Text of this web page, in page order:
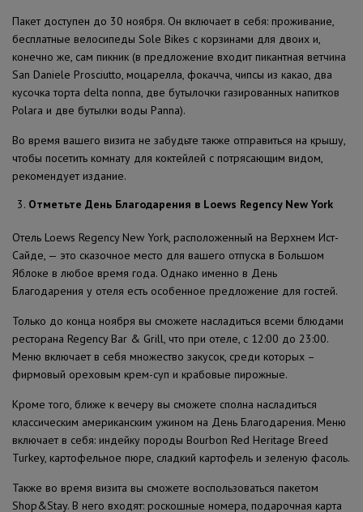
Пакет доступен до 30 ноября. Он включает в себя: проживание,
бесплатные велосипеды Sole Bikes с корзинами для двоих и,
конечно же, сам пикник (в предложение входит пикантная ветчина
San Daniele Prosciutto, моцарелла, фокачча, чипсы из какао, два
кусочка торта delta nonna, две бутылочки газированных напитков
Polara и две бутылки воды Panna).
Во время вашего визита не забудьте также отправиться на крышу,
чтобы посетить комнату для коктейлей с потрясающим видом,
рекомендует издание.
Отметьте День Благодарения в Loews Regency New York
Отель Loews Regency New York, расположенный на Верхнем Ист-
Сайде, — это сказочное место для вашего отпуска в Большом
Яблоке в любое время года. Однако именно в День
Благодарения у отеля есть особенное предложение для гостей.
Только до конца ноября вы сможете насладиться всеми блюдами
ресторана Regency Bar & Grill, что при отеле, с 12:00 до 23:00.
Меню включает в себя множество закусок, среди которых –
фирмовый ореховым крем-суп и крабовые пирожные.
Кроме того, ближе к вечеру вы сможете сполна насладиться
классическим американским ужином на День Благодарения. Меню
включает в себя: индейку породы Bourbon Red Heritage Breed
Turkey, картофельное пюре, сладкий картофель и зеленую фасоль.
Также во время визита вы сможете воспользоваться пакетом
Shop&Stay. В него входят: роскошные номера, подарочная карта